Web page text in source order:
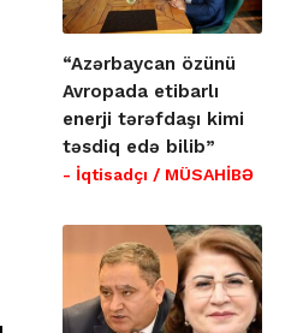
“Azərbaycan özünü
Avropada etibarlı
enerji tərəfdaşı kimi
təsdiq edə bilib”
- İqtisadçı / MÜSAHİBƏ